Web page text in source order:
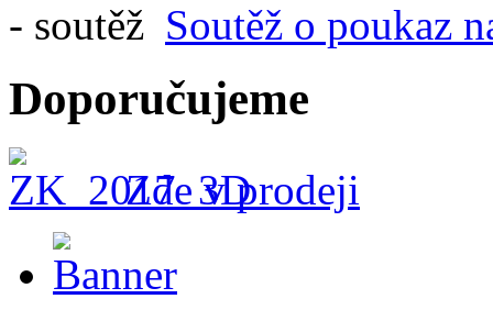
Soutěž o poukaz
Doporučujeme
Zde v prodeji